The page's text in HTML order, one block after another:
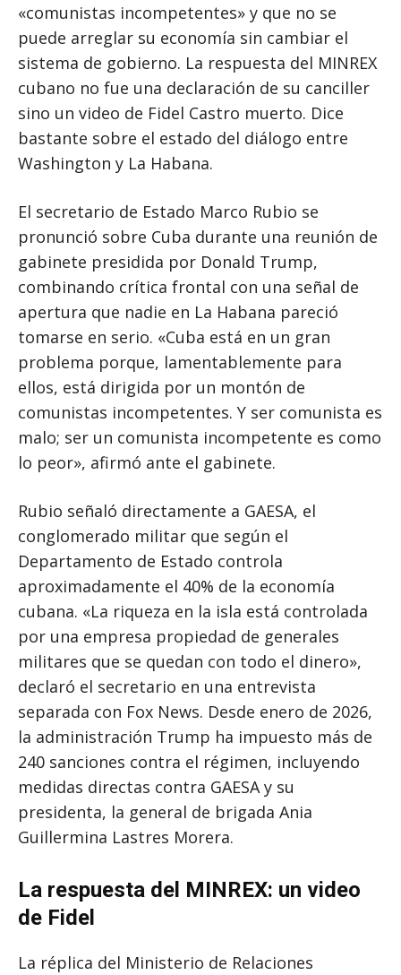
«comunistas incompetentes» y que no se
puede arreglar su economía sin cambiar el
sistema de gobierno. La respuesta del MINREX
cubano no fue una declaración de su canciller
sino un video de Fidel Castro muerto. Dice
bastante sobre el estado del diálogo entre
Washington y La Habana.
El secretario de Estado Marco Rubio se
pronunció sobre Cuba durante una reunión de
gabinete presidida por Donald Trump,
combinando crítica frontal con una señal de
apertura que nadie en La Habana pareció
tomarse en serio. «Cuba está en un gran
problema porque, lamentablemente para
ellos, está dirigida por un montón de
comunistas incompetentes. Y ser comunista es
malo; ser un comunista incompetente es como
lo peor», afirmó ante el gabinete.
Rubio señaló directamente a GAESA, el
conglomerado militar que según el
Departamento de Estado controla
aproximadamente el 40% de la economía
cubana. «La riqueza en la isla está controlada
por una empresa propiedad de generales
militares que se quedan con todo el dinero»,
declaró el secretario en una entrevista
separada con Fox News. Desde enero de 2026,
la administración Trump ha impuesto más de
240 sanciones contra el régimen, incluyendo
medidas directas contra GAESA y su
presidenta, la general de brigada Ania
Guillermina Lastres Morera.
La respuesta del MINREX: un video
de Fidel
La réplica del Ministerio de Relaciones